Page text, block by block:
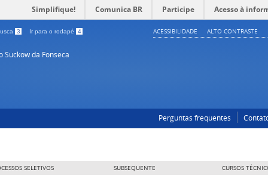
Simplifique! Comunica BR Participe Acesso à
3 Ir para o rodapé 4 ACESSIBILIDADE ALTO CONTRASTE
Suckow da Fonseca
Perguntas frequentes
SELETIVOS SUBSEQUENTE CURSOS